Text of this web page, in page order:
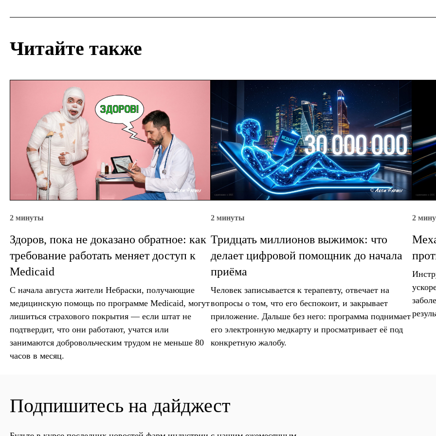
Читайте также
2 минуты
Здоров, пока не доказано обратное: как
требование работать меняет доступ к
Medicaid
С начала августа жители Небраски, получающие
медицинскую помощь по программе Medicaid, могут
лишиться страхового покрытия — если штат не
подтвердит, что они работают, учатся или
занимаются добровольческим трудом не меньше 80
часов в месяц.
2 минуты
Тридцать миллионов выжимок: что
делает цифровой помощник до начала
приёма
Человек записывается к терапевту, отвечает на
вопросы о том, что его беспокоит, и закрывает
приложение. Дальше без него: программа поднимает
его электронную медкарту и просматривает её под
конкретную жалобу.
2
Подпишитесь на дайджест